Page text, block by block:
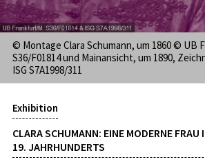
© Montage Clara Schumann, um 1860 © UB
S36/F01814 und Mainansicht, um 1890,
ISG S7A1998/311
Exhibition
CLARA SCHUMANN: EINE MODERNE FRAU
19. JAHRHUNDERTS